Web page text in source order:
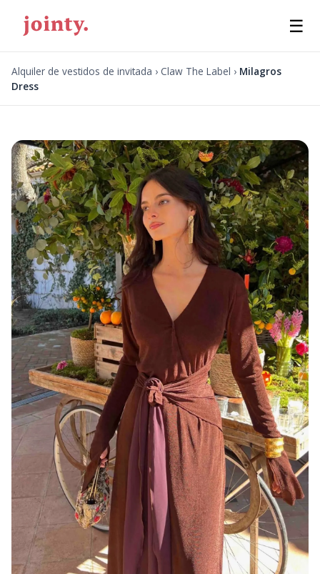
☰
Alquiler de vestidos de invitada › Claw The Label › Milagros
Dress